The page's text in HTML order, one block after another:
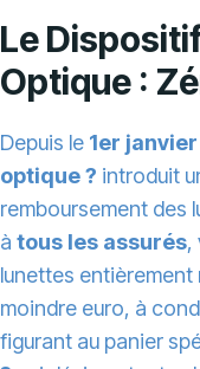
Le
Optique :
Depuis le 1er
optique ? introduit
remboursement des
à tous les assurés,
lunettes entièrement
moindre euro, à
figurant au panier